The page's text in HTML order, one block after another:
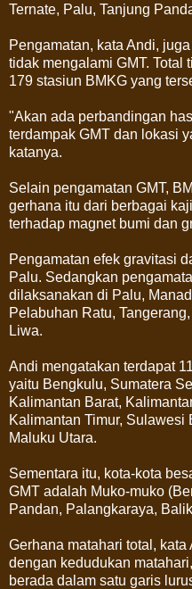
Ternate, Palu, Tanjung
Pengamatan, kata Andi,
tidak mengalami GMT. Total
179 stasiun BMKG yang
"Akan ada perbandingan
terdampak GMT dan lokasi
katanya.
Selain pengamatan GMT,
gerhana itu dari berbagai
terhadap magnet bumi dan
Pengamatan efek gravitasi
Palu. Sedangkan
dilaksanakan di Palu,
Pelabuhan Ratu,
Liwa.
Andi mengatakan terdapat
yaitu Bengkulu, Sumatera
Kalimantan Barat,
Kalimantan Timur, Sulawesi
Maluku Utara.
Sementara itu, kota-kota
GMT adalah Muko-muko
Pandan, Palangkaraya,
Gerhana matahari total,
dengan kedudukan
berada dalam satu garis